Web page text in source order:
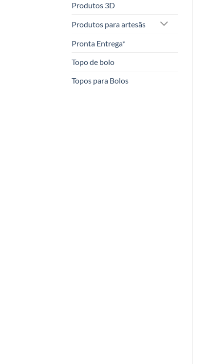
Produtos 3D
Produtos para artesãs
Pronta Entrega*
Topo de bolo
Topos para Bolos